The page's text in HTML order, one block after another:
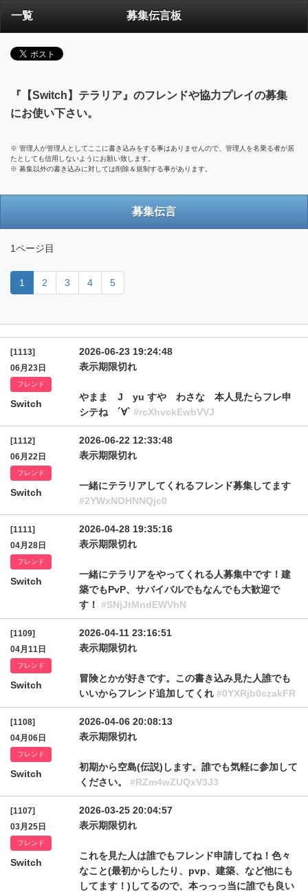
一覧 募集伝言板
『【Switch】テラリア』のフレンドや協力プレイの募集
にお使い下さい。
※ 管理人が管理人としてここに書き込みをする事はありませんので、管理人を名乗る者が居
たとしても信用しないようにお願い致します。
※ 募集以外の書き込みに対しては削除＆規制する事があります。
募集伝言
1ページ目
1 2 3 4 5
[1113]
06月23日
フレンド
Switch
2026-06-23 19:24:48
表示期限切れ
やまま J yu すや わさな 本人見たらフレ申
シテね ´∀` #rcXhvckEwbVVJ
[1112]
06月22日
フレンド
Switch
2026-06-22 12:33:48
表示期限切れ
一緒にテラリアしてくれるフレンド募集してます
#2YWxNOHNNQjc0
[1111]
04月28日
フレンド
Switch
2026-04-28 19:35:16
表示期限切れ
一緒にテラリアをやってくれる人募集中です！建
築でもPvP、サバイバルでもなんでも大歓迎で
す！ #SNjJtMndEWVhN
[1109]
04月11日
フレンド
Switch
2026-04-11 23:16:51
表示期限切れ
冒険とかが好きです。この書き込み見た人誰でも
いいからフレンド追加してくれ #0YXRjb0czakFR
[1108]
04月06日
フレンド
Switch
2026-04-06 20:08:13
表示期限切れ
初期から空島(伝説)します。誰でも気軽に参加して
ください。 #RZm4wZUQxV3J3
[1107]
03月25日
フレンド
Switch
2026-03-25 20:04:57
表示期限切れ
これを見た人は誰でもフレンド申請してね！色々
なこと(最初からしたり、pvp、建築、など他にも
してます！)してるので、本っっっ当に誰でも良い